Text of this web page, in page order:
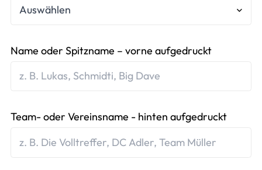
Name oder Spitzname – vorne aufgedruckt
Team- oder Vereinsname - hinten aufgedruckt